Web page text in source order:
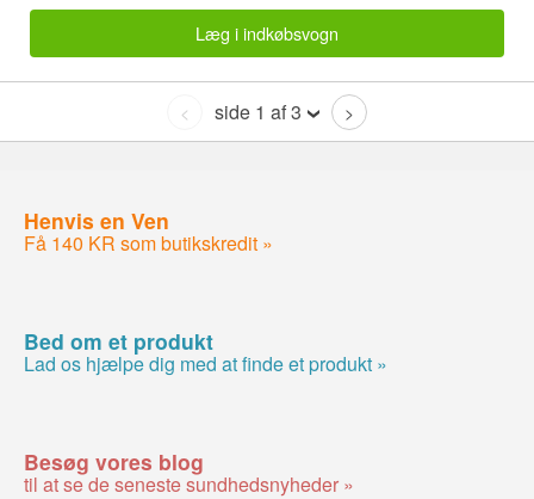
Læg i indkøbsvogn
< side 1 af 3 >
Henvis en Ven
Få 140 KR som butikskredit »
Bed om et produkt
Lad os hjælpe dig med at finde et produkt »
Besøg vores blog
til at se de seneste sundhedsnyheder »